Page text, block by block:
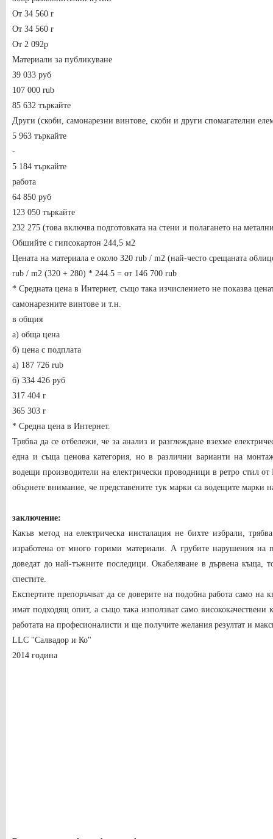
От 34 560 r
От 34 560 r
От 2 092р
Материали за публикуване
39 033 руб
107 000 rub
85 632 търкайте
Други (скоби, самонарезни винтове, скоби и други спомагателни
5 963 търкайте
-
5 184 търкайте
работа
64 850 руб
123 050 търкайте
232 275 (това включва подготовката на стени и полагането на
Обшийте с гипсокартон 244,5 м2
Цената на материала е около 320 rub / m2 (най-често срещаната
rub / m2 (320 + 280) * 244.5 = от 146 700 rub
* Средната цена в Интернет, също така изчислението не показва
самонарезните винтове и т.н.
в общия
а) обща цена
б) цена с подплата
а) 187 726 rub
б) 334 426 руб
317 404 r
365 303 r
* Средна цена в Интернет.
Трябва да се отбележи, че за анализ и разглеждане взехме
една и съща ценова категория, но в различни варианти на
водещи производители на електрически проводници в ретро стил
обърнете внимание, че представените тук марки са водещите марки
заключение:
Какъв метод на електрическа инсталация не бихте избрали,
изработена от много горими материали. А грубите нарушения на
доведат до най-тъжните последици. Окабеляване в дървена къща,
спестите.
Експертите препоръчват да се доверите на подобна работа само на
имат подходящ опит, а също така използват само
работата на професионалисти и ще получите желания резултат и
LLC "Салвадор и Ко"
2014 година